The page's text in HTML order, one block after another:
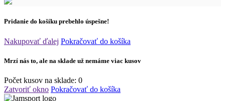
Pridanie do košíku prebehlo úspešne!
Nakupovať ďalej Pokračovať do košíka
Mrzí nás to, ale na sklade už nemáme viac kusov
Počet kusov na sklade: 0
Zatvoriť okno Pokračovať do košíka